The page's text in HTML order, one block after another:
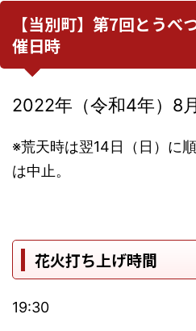
【当別町】第7回とう
催日時
2022年（令和4年）8
※荒天時は翌14日（日）に
は中止。
花火打ち上げ時間
19:30